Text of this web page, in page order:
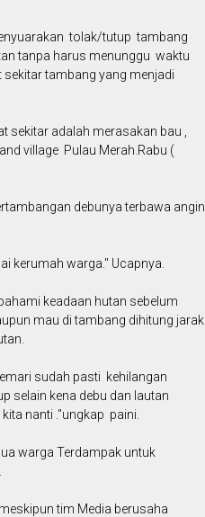
tolak/tutup tambang
tanpa harus menunggu waktu
tambang yang menjadi
adalah merasakan bau ,
village Pulau Merah.Rabu (
debunya terbawa angin
kerumah warga." Ucapnya.
keadaan hutan sebelum
mau di tambang dihitung jarak
sudah pasti kehilangan
selain kena debu dan lautan
nanti ."ungkap paini.
warga Terdampak untuk
tim Media berusaha